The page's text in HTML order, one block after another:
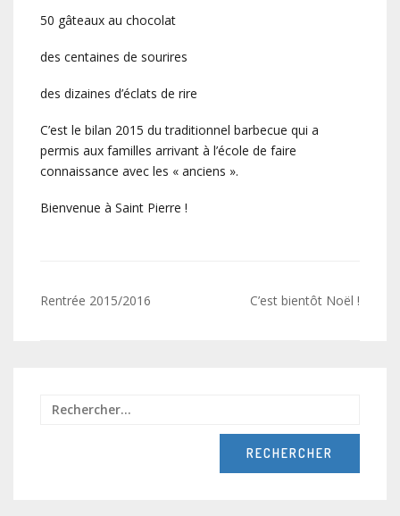
50 gâteaux au chocolat
des centaines de sourires
des dizaines d’éclats de rire
C’est le bilan 2015 du traditionnel barbecue qui a
permis aux familles arrivant à l’école de faire
connaissance avec les « anciens ».
Bienvenue à Saint Pierre !
Navigation
Rentrée 2015/2016 C’est bientôt Noël !